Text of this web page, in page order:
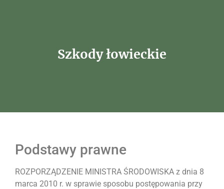
Szkody łowieckie
Podstawy prawne
ROZPORZĄDZENIE MINISTRA ŚRODOWISKA z dnia 8
marca 2010 r. w sprawie sposobu postępowania przy